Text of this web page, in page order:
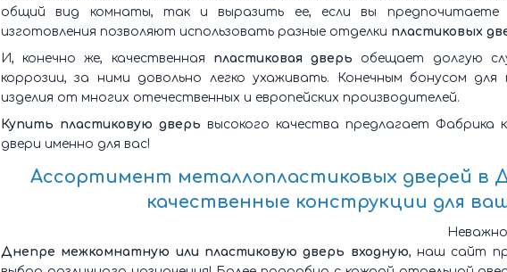
общий вид комнаты, так и выразить ее, если вы предпочитаете
изготовления позволяют использовать разные отделки пластиковых
И, конечно же, качественная пластиковая дверь обещает долгую
коррозии, за ними довольно легко ухаживать. Конечным бонусом
изделия от многих отечественных и европейских производителей.
Купить пластиковую дверь высокого качества предлагает
двери именно для вас!
Ассортимент металлопластиковых дверей в
качественные конструкции для
Днепре межкомнатную или пластиковую дверь входную, наш сайт